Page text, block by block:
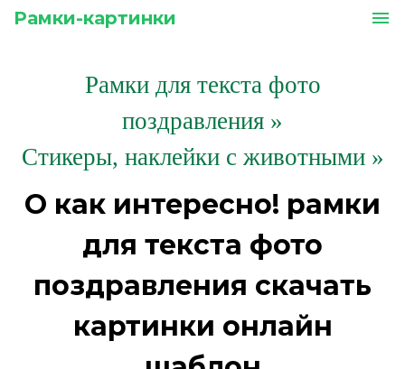
Рамки-картинки menu
Рамки для текста фото
поздравления »
Стикеры, наклейки с животными »
О как интересно! рамки
для текста фото
поздравления скачать
картинки онлайн